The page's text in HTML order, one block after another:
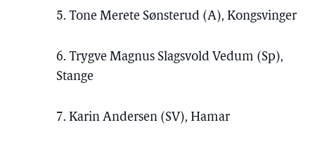
5. Tone Merete Sønsterud (A), Kongsvinger
6. Trygve Magnus Slagsvold Vedum (Sp),
Stange
7. Karin Andersen (SV), Hamar